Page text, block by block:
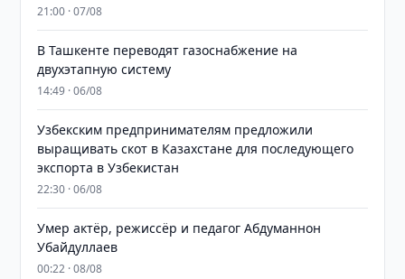
21:00 · 07/08
В Ташкенте переводят газоснабжение на
двухэтапную систему
14:49 · 06/08
Узбекским предпринимателям предложили
выращивать скот в Казахстане для последующего
экспорта в Узбекистан
22:30 · 06/08
Умер актёр, режиссёр и педагог Абдуманнон
Убайдуллаев
00:22 · 08/08